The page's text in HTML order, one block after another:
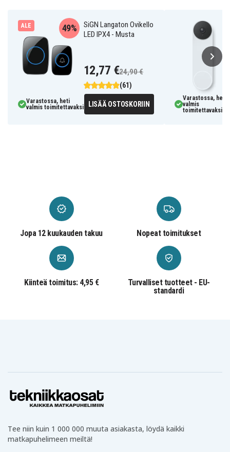
ALE
SiGN Langaton Ovikello
LED IPX4 - Musta
(61)
49%
12,77 €24,90 €
Varastossa, heti
valmis toimitettavaksi
LISÄÄ OSTOSKORIIN
Varastossa, heti
valmis
toimitettavaksi
Jopa 12 kuukauden takuu Nopeat toimitukset
Kiinteä toimitus: 4,95 €
Turvalliset tuotteet - EU-
standardi
Tee niin kuin 1 000 000 muuta asiakasta, löydä kaikki
matkapuhelimeen meiltä!